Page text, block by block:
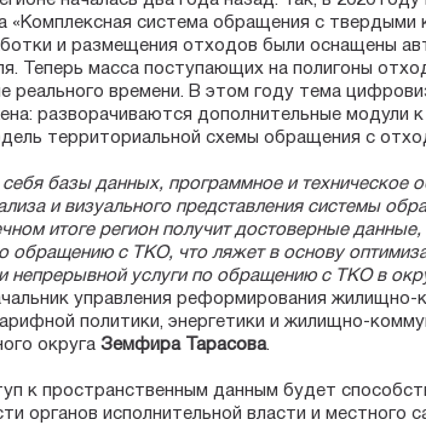
«Комплексная система обращения с твердыми
и размещения отходов были оснащены
Теперь масса поступающих на полигоны
реального времени. В этом году тема
разворачиваются дополнительные модули
территориальной схемы обращения с
базы данных, программное и техническое
и визуального представления системы
итоге регион получит достоверные
обращению с ТКО, что ляжет в основу
непрерывной услуги по обращению с ТКО в
управления реформирования жилищно-
политики, энергетики и жилищно-
округа Земфира Тарасова.
к пространственным данным будет
органов исполнительной власти и местного